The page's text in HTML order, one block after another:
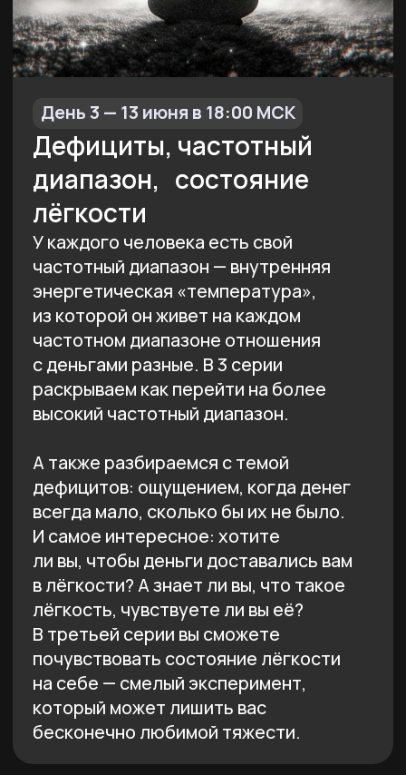
влияют на вашу жизнь и финансовое
положение. Именно программы
заинтересованы в том, чтобы у нас
ничего не получилось — ведь тогда
мы испытываем боль, разочарование,
количество энергии, которой
питаются программы.